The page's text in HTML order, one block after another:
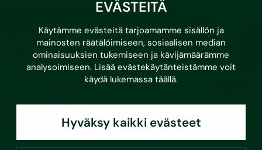
EVÄSTEITÄ
Käytämme evästeitä tarjoamamme sisällön ja
mainosten räätälöimiseen, sosiaalisen median
ominaisuuksien tukemiseen ja kävijämäärämme
analysoimiseen. Lisää evästekäytänteistämme voit
käydä lukemassa täällä.
Hyväksy kaikki evästeet